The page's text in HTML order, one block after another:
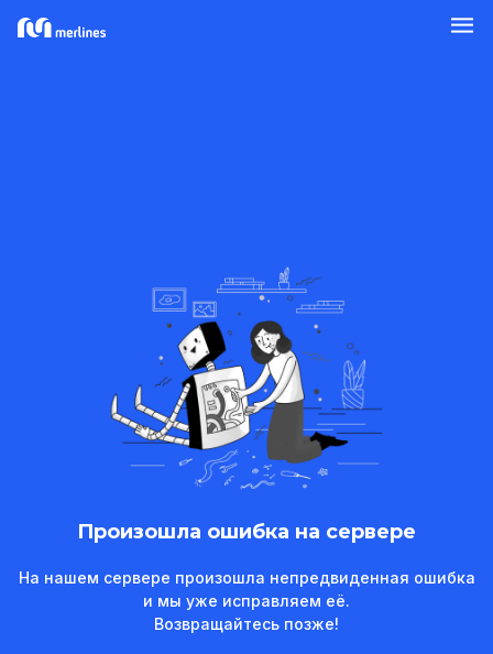
Произошла ошибка на сервере
На нашем сервере произошла непредвиденная ошибка
и мы уже исправляем её.
Возвращайтесь позже!